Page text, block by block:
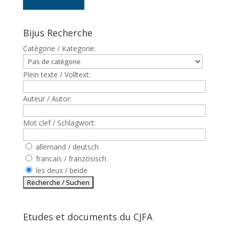
Bijus Recherche
Catègorie / Kategorie:
Plein texte / Volltext:
Auteur / Autor:
Mot clef / Schlagwort:
allemand / deutsch
francais / französisch
les deux / beide
Etudes et documents du CJFA